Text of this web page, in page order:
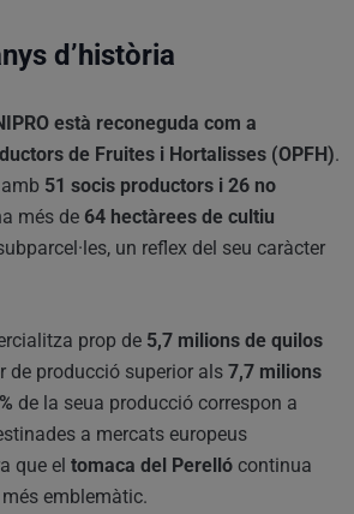
d’història
està reconeguda com a
de Fruites i Hortalisses (OPFH).
51 socis productors i 26 no
més de 64 hectàrees de cultiu
un reflex del seu caràcter
prop de 5,7 milions de quilos
de producció superior als 7,7 milions
de la seua producció correspon a
a mercats europeus
que el tomaca del Perelló continua
emblemàtic.